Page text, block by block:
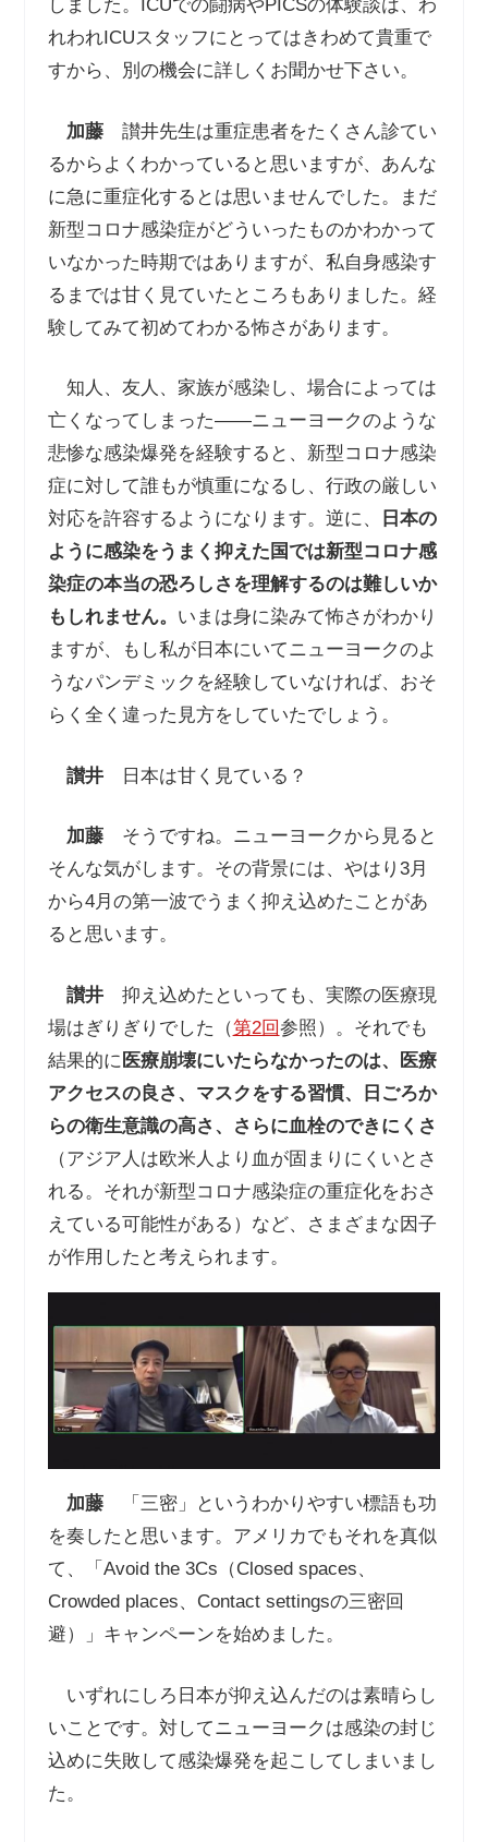
しました。ICUでの闘病やPICSの体験談は、わ
れわれICUスタッフにとってはきわめて貴重で
すから、別の機会に詳しくお聞かせ下さい。
加藤讃井先生は重症患者をたくさん診てい
るからよくわかっていると思いますが、あんな
に急に重症化するとは思いませんでした。まだ
新型コロナ感染症がどういったものかわかって
いなかった時期ではありますが、私自身感染す
るまでは甘く見ていたところもありました。経
験してみて初めてわかる怖さがあります。
知人、友人、家族が感染し、場合によっては
亡くなってしまった――ニューヨークのような
悲惨な感染爆発を経験すると、新型コロナ感染
症に対して誰もが慎重になるし、行政の厳しい
対応を許容するようになります。逆に、
日本の
ように感染をうまく抑えた国では新型コロナ感
染症の本当の恐ろしさを理解するのは難しいか
もしれません。 いまは身に染みて怖さがわかり
ますが、もし私が日本にいてニューヨークのよ
うなパンデミックを経験していなければ、おそ
らく全く違った見方をしていたでしょう。
讃井日本は甘く見ている？
加藤そうですね。ニューヨークから見ると
そんな気がします。その背景には、やはり3月
から4月の第一波でうまく抑え込めたことがあ
ると思います。
讃井抑え込めたといっても、実際の医療現
場はぎりぎりでした（第2回参照）。それでも
結果的に 医療崩壊にいたらなかったのは、医療
アクセスの良さ、マスクをする習慣、日ごろか
らの衛生意識の高さ、さらに血栓のできにくさ
（アジア人は欧米人より血が固まりにくいとさ
れる。それが新型コロナ感染症の重症化をおさ
えている可能性がある）など、さまざまな因子
が作用したと考えられます。
加藤「三密」というわかりやすい標語も功
を奏したと思います。アメリカでもそれを真似
て、「Avoid the 3Cs（Closed spaces、
Crowded places、Contact settingsの三密回
避）」キャンペーンを始めました。
いずれにしろ日本が抑え込んだのは素晴らし
いことです。対してニューヨークは感染の封じ
込めに失敗して感染爆発を起こしてしまいまし
た。